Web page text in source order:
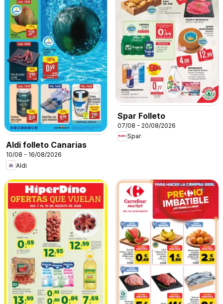
Aldi folleto Canarias
10/08 - 16/08/2026
Aldi
Spar Folleto
07/08 - 20/08/2026
Spar